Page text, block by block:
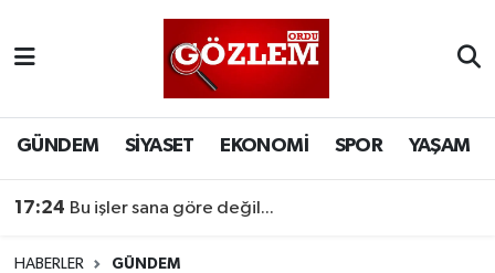
GÜNDEM SİYASET EKONOMİ SPOR YAŞAM
17:24 Bu işler sana göre değil...
HABERLER GÜNDEM
SİYASET
EKONOMİ
Ordu Nöbetçi Eczaneler
Ordu Hava Durumu
Ordu Namaz Vakitleri
Ordu Trafik Yoğunluk Haritası